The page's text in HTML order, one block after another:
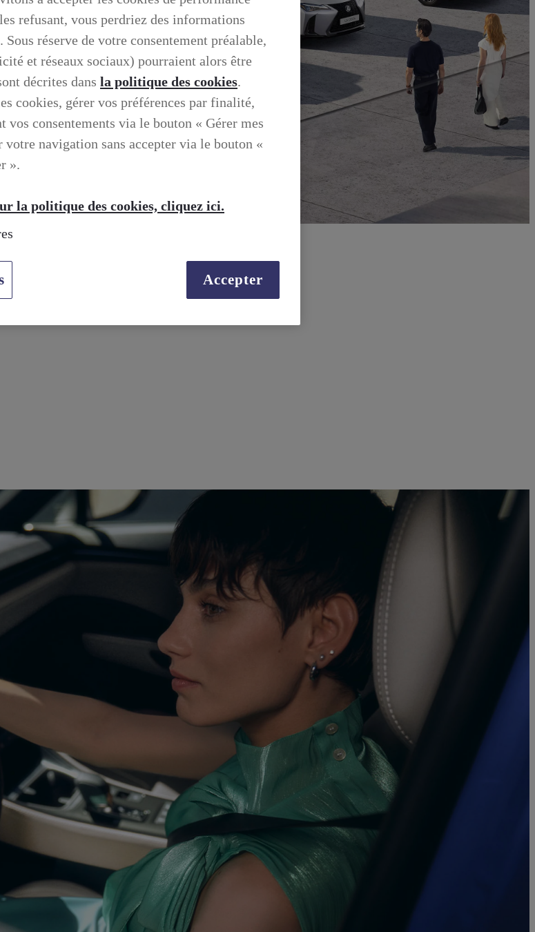
refusant, vous perdriez des informations
réserve de votre consentement préalable,
et réseaux sociaux) pourraient alors être
décrites dans la politique des cookies.
cookies, gérer vos préférences par finalité,
consentements via le bouton « Gérer mes
navigation sans accepter via le bouton «
».
la politique des cookies, cliquez ici.
Accepter